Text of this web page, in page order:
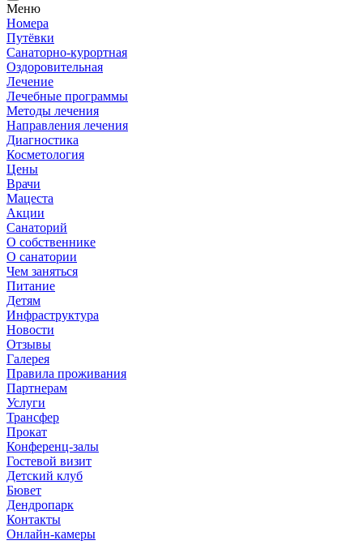
Меню
Номера
Путёвки
Санаторно-курортная
Оздоровительная
Лечение
Лечебные программы
Методы лечения
Направления лечения
Диагностика
Косметология
Цены
Врачи
Мацеста
Акции
Санаторий
О собственнике
О санатории
Чем заняться
Питание
Детям
Инфраструктура
Новости
Отзывы
Галерея
Правила проживания
Партнерам
Услуги
Трансфер
Прокат
Конференц-залы
Гостевой визит
Детский клуб
Бювет
Дендропарк
Контакты
Онлайн-камеры